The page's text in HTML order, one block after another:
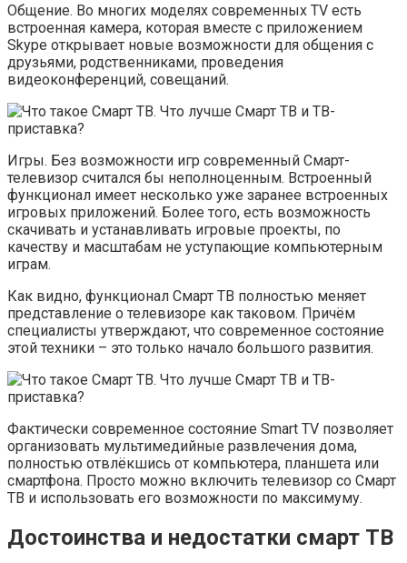
Общение. Во многих моделях современных TV есть
встроенная камера, которая вместе с приложением
Skype открывает новые возможности для общения с
друзьями, родственниками, проведения
видеоконференций, совещаний.
Игры. Без возможности игр современный Смарт-
телевизор считался бы неполноценным. Встроенный
функционал имеет несколько уже заранее встроенных
игровых приложений. Более того, есть возможность
скачивать и устанавливать игровые проекты, по
качеству и масштабам не уступающие компьютерным
играм.
Как видно, функционал Смарт ТВ полностью меняет
представление о телевизоре как таковом. Причём
специалисты утверждают, что современное состояние
этой техники – это только начало большого развития.
Фактически современное состояние Smart TV позволяет
организовать мультимедийные развлечения дома,
полностью отвлёкшись от компьютера, планшета или
смартфона. Просто можно включить телевизор со Смарт
ТВ и использовать его возможности по максимуму.
Достоинства и недостатки смарт ТВ